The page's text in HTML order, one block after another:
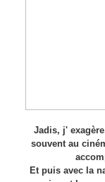
Jadis, j'
souvent au
Et puis avec la